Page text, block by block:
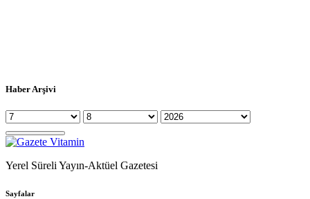
Haber Arşivi
Yerel Süreli Yayın-Aktüel Gazetesi
Sayfalar